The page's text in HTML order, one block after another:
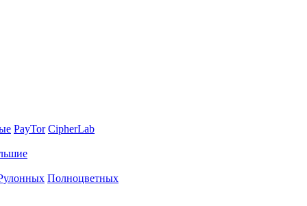
PayTor CipherLab
Полноцветных